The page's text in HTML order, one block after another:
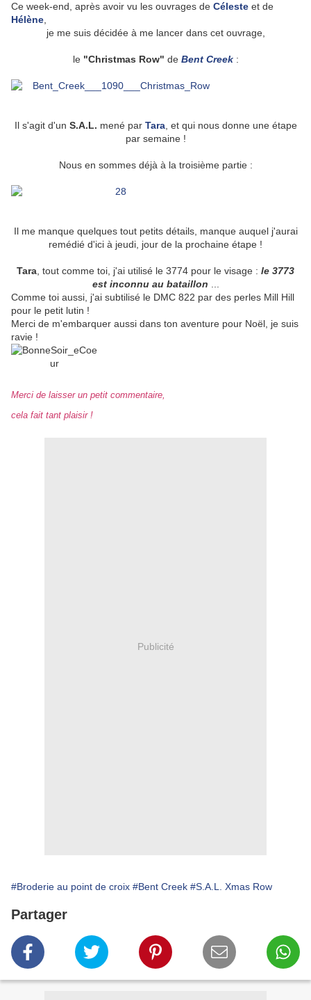
Ce week-end, après avoir vu les ouvrages de Céleste et de
Hélène
je me suis décidée à me lancer dans cet ouvrage,
le "Christmas Row" de Bent Creek:
Il s'agit d'un S.A.L. mené par Tara, et qui nous donne une étape
par semaine !
Nous en sommes déjà à la troisième partie :
Il me manque quelques tout petits détails, manque auquel j'aurai
remédié d'ici à jeudi, jour de la prochaine étape !
Tara , tout comme toi, j'ai utilisé le 3774 pour le visage : le 3773
est inconnu au bataillon
Comme toi aussi, j'ai subtilisé le DMC 822 par des perles Mill Hill
pour le petit lutin !
Merci de m'embarquer aussi dans ton aventure pour Noël, je suis
ravie !
Merci de laisser un petit commentaire,
cela fait tant plaisir !
Publicité
#Broderie au point de croix #Bent Creek #S.A.L. Xmas Row
Partager